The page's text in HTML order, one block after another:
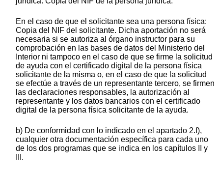
En el caso de que el solicitante sea una persona física:
Copia del NIF del solicitante. Dicha aportación no será
necesaria si se autoriza al órgano instructor para su
comprobación en las bases de datos del Ministerio del
Interior ni tampoco en el caso de que se firme la solicitud
de ayuda con el certificado digital de la persona física
solicitante de la misma o, en el caso de que la solicitud
se efectúe a través de un representante tercero, se firmen
las declaraciones responsables, la autorización al
representante y los datos bancarios con el certificado
digital de la persona física solicitante de la ayuda.
b) De conformidad con lo indicado en el apartado 2.f),
cualquier otra documentación específica para cada uno
de los dos programas que se indica en los capítulos II y
III.